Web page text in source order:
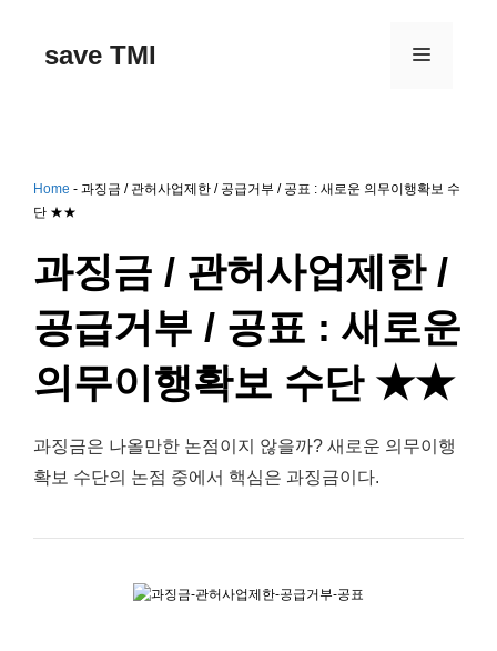
save TMI 메
Home - 과징금 / 관허사업제한 / 공급거부 / 공표 : 새로운 의무이행확보 수
단 ★★
과징금 / 관허사업제한 /
공급거부 / 공표 : 새로운
의무이행확보 수단 ★★
과징금은 나올만한 논점이지 않을까? 새로운 의무이행
확보 수단의 논점 중에서 핵심은 과징금이다.